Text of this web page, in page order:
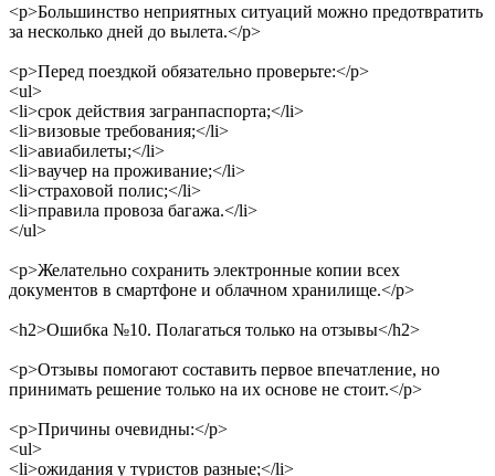
<p>Большинство неприятных ситуаций можно предотвратить
за несколько дней до вылета.</p>
<p>Перед поездкой обязательно проверьте:</p>
<ul>
<li>срок действия загранпаспорта;</li>
<li>визовые требования;</li>
<li>авиабилеты;</li>
<li>ваучер на проживание;</li>
<li>страховой полис;</li>
<li>правила провоза багажа.</li>
</ul>
<p>Желательно сохранить электронные копии всех
документов в смартфоне и облачном хранилище.</p>
<h2>Ошибка №10. Полагаться только на отзывы</h2>
<p>Отзывы помогают составить первое впечатление, но
принимать решение только на их основе не стоит.</p>
<p>Причины очевидны:</p>
<ul>
<li>ожидания у туристов разные;</li>